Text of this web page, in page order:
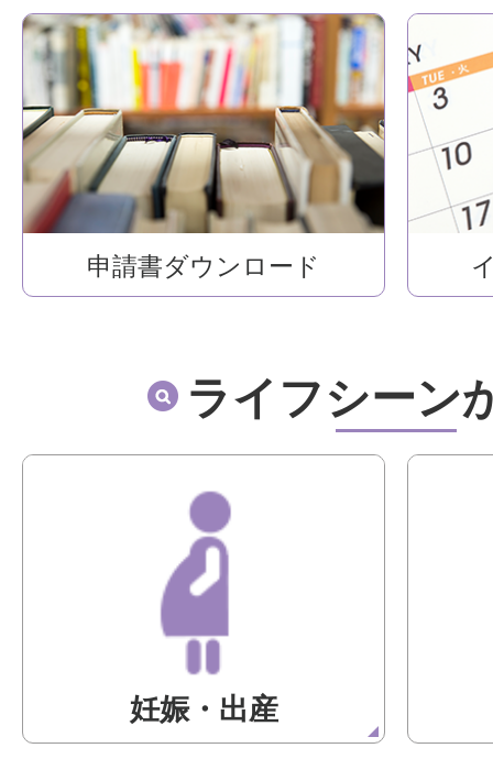
申請書ダウンロード
ライフシーン
妊娠・出産